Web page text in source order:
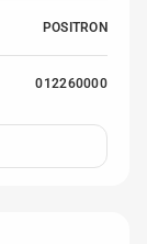
POSITRON
012260000